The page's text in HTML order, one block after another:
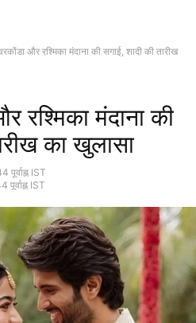
और रश्मिका मंदाना की सगाई, शादी की तारीख
रश्मिका मंदाना की
का खुलासा
IST
IST